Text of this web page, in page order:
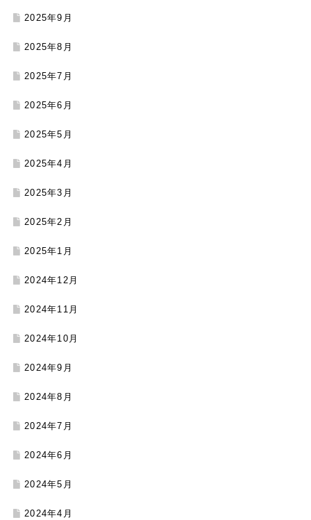
2025年9月
2025年8月
2025年7月
2025年6月
2025年5月
2025年4月
2025年3月
2025年2月
2025年1月
2024年12月
2024年11月
2024年10月
2024年9月
2024年8月
2024年7月
2024年6月
2024年5月
2024年4月